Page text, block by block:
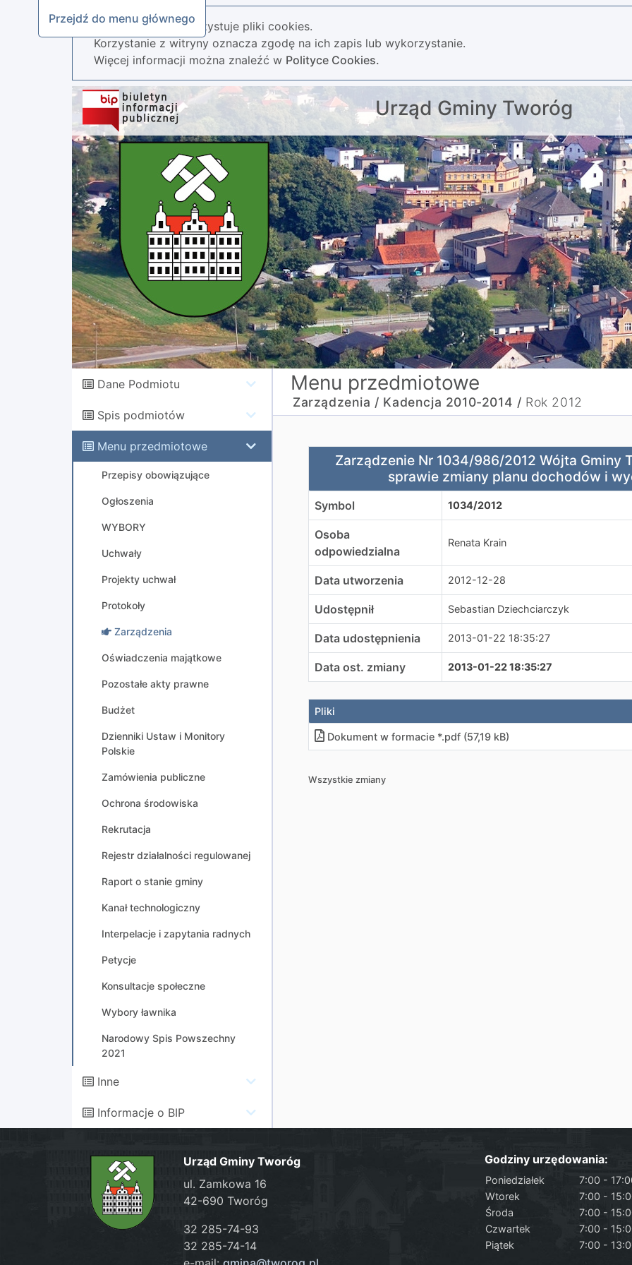
Przejdź do menu głównego
Nasza strona wykorzystuje pliki cookies.
Korzystanie z witryny oznacza zgodę na ich zapis lub wykorzystanie.
Więcej informacji można znaleźć w Polityce Cookies.
Urząd Gminy Tworóg
Dane Podmiotu
Spis podmiotów
Menu przedmiotowe
Przepisy obowiązujące
Ogłoszenia
WYBORY
Uchwały
Projekty uchwał
Protokoły
Zarządzenia
Oświadczenia majątkowe
Pozostałe akty prawne
Budżet
Dzienniki Ustaw i Monitory
Polskie
Zamówienia publiczne
Ochrona środowiska
Rekrutacja
Rejestr działalności regulowanej
Raport o stanie gminy
Kanał technologiczny
Interpelacje i zapytania radnych
Petycje
Konsultacje społeczne
Wybory ławnika
Narodowy Spis Powszechny
2021
Inne
Informacje o BIP
Menu przedmiotowe
Zarządzenia / Kadencja 2010-2014 / Rok 2012
Zarządzenie Nr 1034/986/2012 Wójta Gminy Tworóg z
Zarządzenie Nr 1034/986/2012 Wójta Gminy
sprawie zmiany planu dochodów i
Symbol 1034/2012
Osoba
odpowiedzialna
Renata Krain
Data utworzenia 2012-12-28
Udostępnił Sebastian Dziechciarczyk
Data udostępnienia 2013-01-22 18:35:27
Data ost. zmiany 2013-01-22 18:35:27
Pliki
Dokument w formacie *.pdf (57,19 kB)
Wszystkie zmiany
Urząd Gminy Tworóg
ul. Zamkowa 16
42-690 Tworóg
32 285-74-93
32 285-74-14
Godziny urzędowania:
Poniedziałek
7:00 -
Wtorek
7:00 -
Środa
7:00 -
Czwartek
7:00 -
Piątek
7:00 -